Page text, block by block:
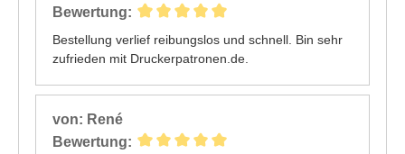
Bewertung:
Bestellung verlief reibungslos und schnell. Bin sehr
zufrieden mit Druckerpatronen.de.
von: René
Bewertung: